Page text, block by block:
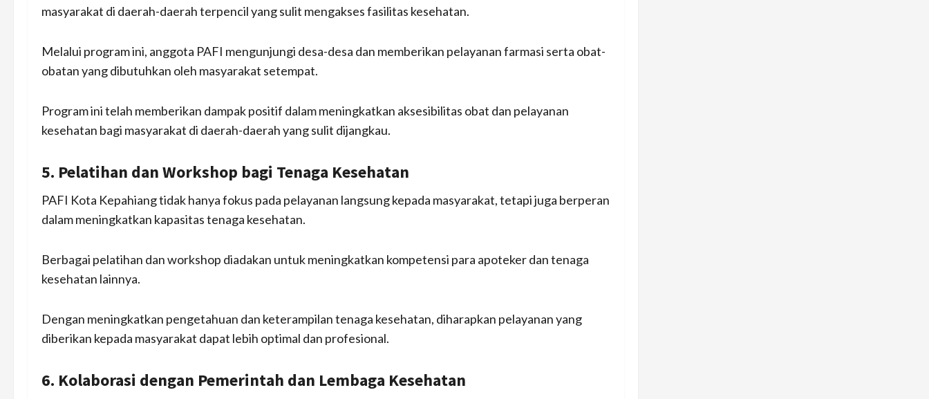
masyarakat di daerah-daerah terpencil yang sulit mengakses fasilitas kesehatan.
Melalui program ini, anggota PAFI mengunjungi desa-desa dan memberikan pelayanan farmasi serta obat-
obatan yang dibutuhkan oleh masyarakat setempat.
Program ini telah memberikan dampak positif dalam meningkatkan aksesibilitas obat dan pelayanan
kesehatan bagi masyarakat di daerah-daerah yang sulit dijangkau.
5. Pelatihan dan Workshop bagi Tenaga Kesehatan
PAFI Kota Kepahiang tidak hanya fokus pada pelayanan langsung kepada masyarakat, tetapi juga berperan
dalam meningkatkan kapasitas tenaga kesehatan.
Berbagai pelatihan dan workshop diadakan untuk meningkatkan kompetensi para apoteker dan tenaga
kesehatan lainnya.
Dengan meningkatkan pengetahuan dan keterampilan tenaga kesehatan, diharapkan pelayanan yang
diberikan kepada masyarakat dapat lebih optimal dan profesional.
6. Kolaborasi dengan Pemerintah dan Lembaga Kesehatan